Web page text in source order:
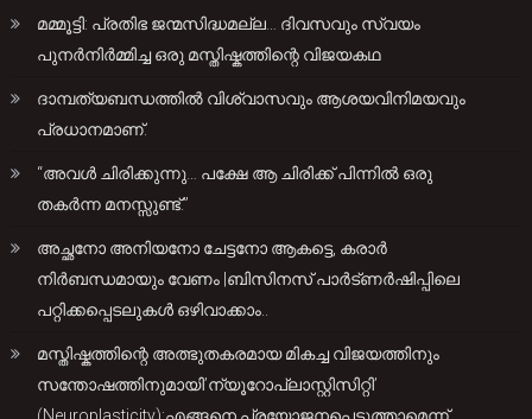
മമ്മൂട്ടി: പ്രതിഭ ജന്മസിദ്ധമല്ല… ദിവസവും സ്വയം
പുനർനിർമ്മിച്ച ഒരു മസ്തിഷ്കത്തിന്റെ വിജയകഥ
ദാമ്പത്യബന്ധത്തിൽ വിശ്വാസവും ആശയവിനിമയവും
പ്രധാനമാണ്.
“അവൾ ചിരിക്കുന്നു… പക്ഷേ ആ ചിരിക്ക് പിന്നിൽ ഒരു
തകർന്ന മനസ്സുണ്ട്.”
അച്ഛനോ അനിയനോ ചേട്ടനോ ആകട്ടെ, കരാർ
നിർബന്ധമായും വേണം |ബിസിനസ് പാർട്ണർഷിപ്പിലെ
പറ്റിക്കപ്പെടലുകൾ ഒഴിവാക്കാം..
മസ്തിഷ്കത്തിന്റെ അത്ഭുതകരമായ മികച്ച വിജയത്തിനും
സന്തോഷത്തിനുമായി’ന്യൂറോപ്ലാസ്റ്റിസിറ്റി’